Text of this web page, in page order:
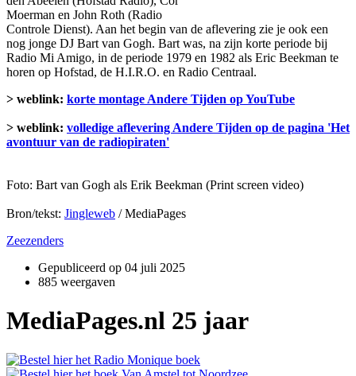
Moerman en John Roth (Radio
Controle Dienst). Aan het begin van de aflevering zie je ook een
nog jonge DJ Bart van Gogh. Bart was, na zijn korte periode bij
Radio Mi Amigo, in de periode 1979 en 1982 als Eric Beekman te
horen op Hofstad, de H.I.R.O. en Radio Centraal.
> weblink: korte montage Andere Tijden op YouTube
> weblink: volledige aflevering Andere Tijden op de pagina 'Het
avontuur van de radiopiraten'
Foto: Bart van Gogh als Erik Beekman (Print screen video)
Bron/tekst: Jingleweb / MediaPages
Zeezenders
Gepubliceerd op 04 juli 2025
885 weergaven
MediaPages.nl 25 jaar